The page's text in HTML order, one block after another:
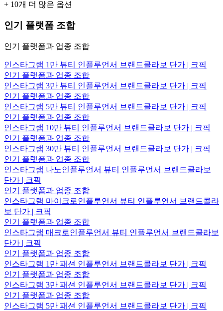
+ 10개 더 많은 옵션
인기 플랫폼 조합
인기 플랫폼과 업종 조합
인스타그램 1만 뷰티 인플루언서 브랜드콜라보 단가 | 크픽
인기 플랫폼과 업종 조합
인스타그램 3만 뷰티 인플루언서 브랜드콜라보 단가 | 크픽
인기 플랫폼과 업종 조합
인스타그램 5만 뷰티 인플루언서 브랜드콜라보 단가 | 크픽
인기 플랫폼과 업종 조합
인스타그램 10만 뷰티 인플루언서 브랜드콜라보 단가 | 크픽
인기 플랫폼과 업종 조합
인스타그램 30만 뷰티 인플루언서 브랜드콜라보 단가 | 크픽
인기 플랫폼과 업종 조합
인스타그램 나노인플루언서 뷰티 인플루언서 브랜드콜라보
단가 | 크픽
인기 플랫폼과 업종 조합
인스타그램 마이크로인플루언서 뷰티 인플루언서 브랜드콜라
보 단가 | 크픽
인기 플랫폼과 업종 조합
인스타그램 매크로인플루언서 뷰티 인플루언서 브랜드콜라보
단가 | 크픽
인기 플랫폼과 업종 조합
인스타그램 1만 패션 인플루언서 브랜드콜라보 단가 | 크픽
인기 플랫폼과 업종 조합
인스타그램 3만 패션 인플루언서 브랜드콜라보 단가 | 크픽
인기 플랫폼과 업종 조합
인스타그램 5만 패션 인플루언서 브랜드콜라보 단가 | 크픽